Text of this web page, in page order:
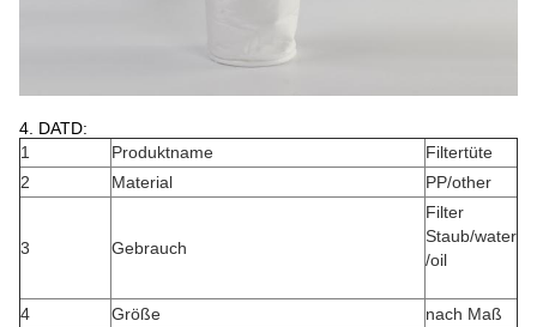
4. DATD:
1
Produktname
Filtertüte
2
Material PP/other
3 Gebrauch
Filter
Staub/water
/oil
4 Größe
nach Maß